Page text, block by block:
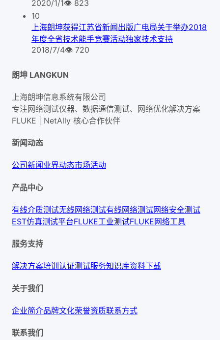
2020/1/1👁 823
10
上海朗坤获得江苏省新闻出版广电局关于举办2018
年度全省技术能手竞赛活动独家技术支持
2018/7/4👁 720
朗坤 LANGKUN
上海朗坤信息系统有限公司
专注网络测试仪器、数据通信测试、网络优化解决方案
FLUKE | NetAlly 核心合作伙伴
新闻动态
公司新闻业界动态市场活动
产品中心
有线介质测试无线网络测试有线网络测试网络安全测试
EST仿真测试平台FLUKE工业测试FLUKE网络工具
服务支持
解决方案培训认证测试服务知识库资料下载
关于我们
企业简介品牌文化荣誉资质联系方式
联系我们